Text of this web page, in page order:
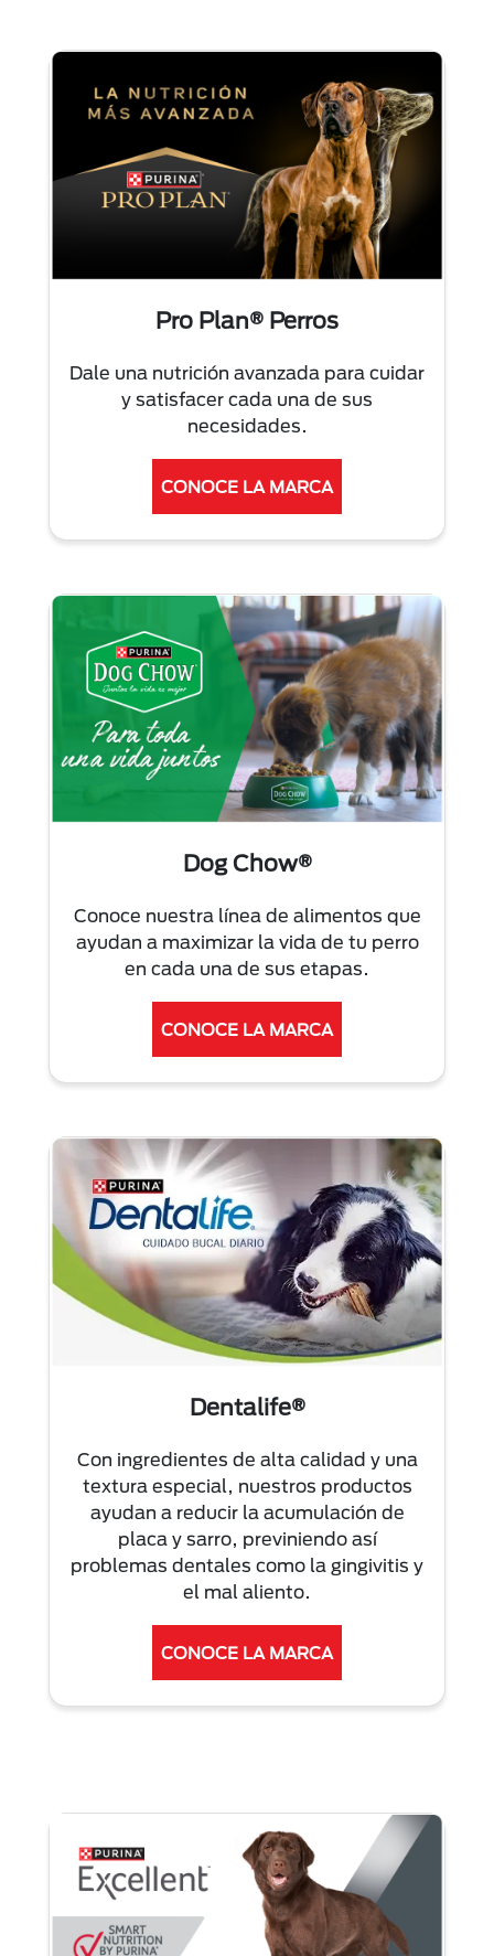
Pro Plan® Perros
Dale una nutrición avanzada para cuidar
y satisfacer cada una de sus
necesidades.
CONOCE LA MARCA
Dog Chow®
Conoce nuestra línea de alimentos que
ayudan a maximizar la vida de tu perro
en cada una de sus etapas.
CONOCE LA MARCA
Dentalife®
Con ingredientes de alta calidad y una
textura especial, nuestros productos
ayudan a reducir la acumulación de
placa y sarro, previniendo así
problemas dentales como la gingivitis y
el mal aliento.
CONOCE LA MARCA